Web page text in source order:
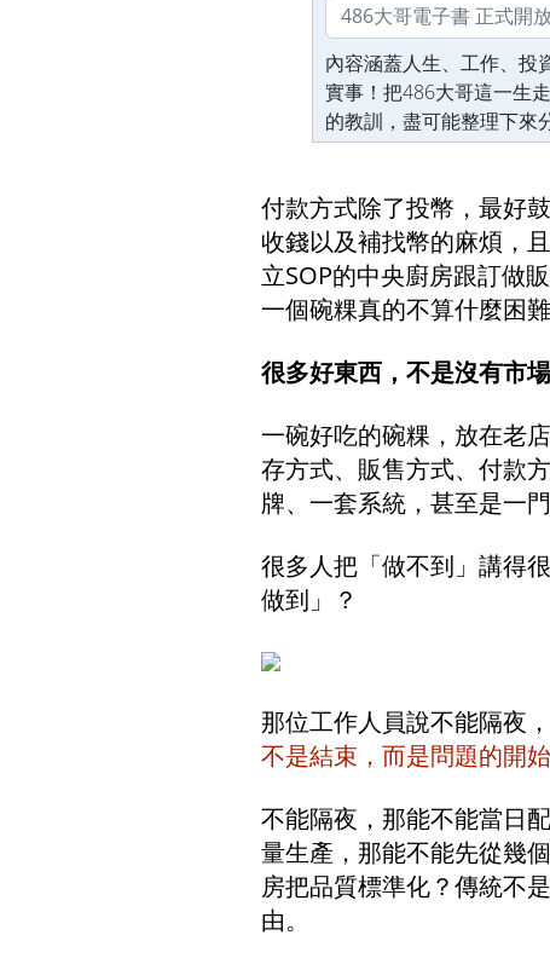
內容涵蓋人生、工作、投
實事！把486大哥這一生
的教訓，盡可能整理下來
付款方式除了投幣，最好
收錢以及補找幣的麻煩，
立SOP的中央廚房跟訂做
一個碗粿真的不算什麼困難
很多好東西，不是沒有市
一碗好吃的碗粿，放在老
存方式、販售方式、付款
牌、一套系統，甚至是一
很多人把「做不到」講得
做到」
？
那位工作人員說不能隔夜
不是結束，而是問題的開始
不能隔夜，那能不能當日
量生產，那能不能先從幾
房把品質標準化？傳統不
由。